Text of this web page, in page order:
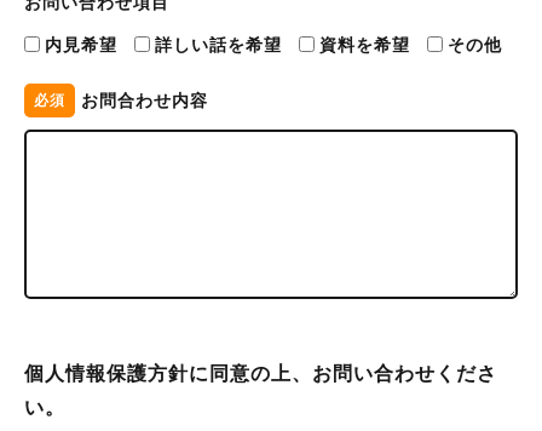
内見希望 詳しい話を希望 資料を希望 その他
必須 お問合わせ内容
個人情報保護方針に同意の上、お問い合わせくださ
い。